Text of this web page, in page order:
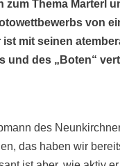
Thema Marterl
von
ist mit seinen
und des „Boten“
des
das haben wir